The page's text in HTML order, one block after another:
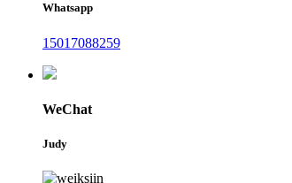
Whatsapp
15017088259
WeChat
Judy